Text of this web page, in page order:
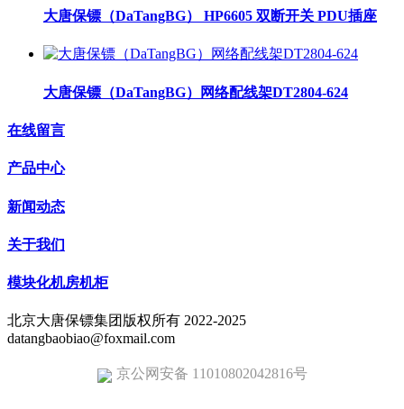
大唐保镖（DaTangBG） HP6605 双断开关 PDU插座
大唐保镖（DaTangBG）网络配线架DT2804-624
在线留言
产品中心
新闻动态
关于我们
模块化机房机柜
北京大唐保镖集团版权所有 2022-2025
datangbaobiao@foxmail.com
京公网安备 11010802042816号